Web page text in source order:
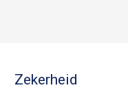
Zekerheid